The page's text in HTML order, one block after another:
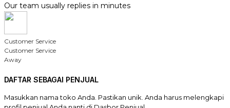
Our team usually replies in minutes
Customer Service
Customer Service
Away
DAFTAR SEBAGAI PENJUAL
Masukkan nama toko Anda. Pastikan unik. Anda harus melengkapi